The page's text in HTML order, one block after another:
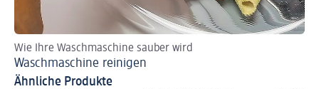
Wie Ihre Waschmaschine sauber wird
Waschmaschine reinigen
Ähnliche Produkte